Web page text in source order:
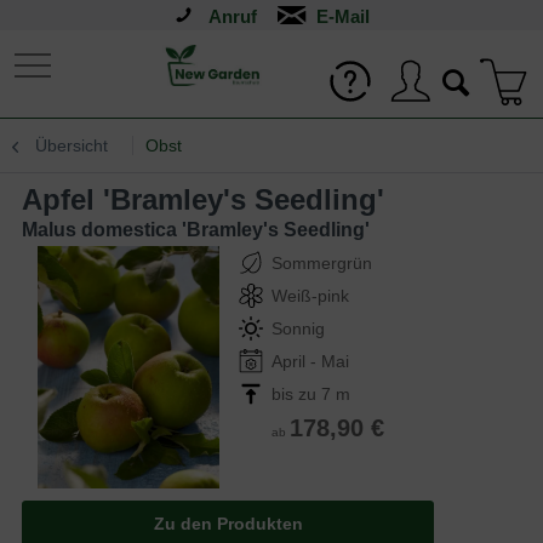
Anruf
Übersicht Obst
Apfel 'Bramley's Seedling'
Malus domestica 'Bramley's Seedling'
Sommergrün
Weiß-pink
Sonnig
April - Mai
bis zu 7 m
ab 178,90 €
Zu den Produkten